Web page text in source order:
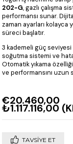
202-G, gazlı çalışma
performansı sunar.
zaman ayarları kolayca
süreci başlatır.
3 kademeli güç
soğutma sistemi ve
Otomatik yıkama
ve performansını uzun
€20.460,00
₺1.117.116,00
TAVSIYE ET